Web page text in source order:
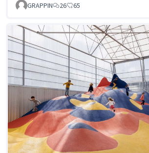
GRAPPIN 26 65